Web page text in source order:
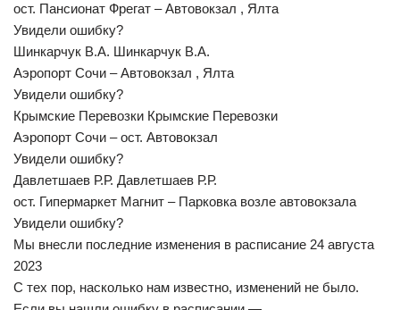
ост. Пансионат Фрегат – Автовокзал , Ялта
Увидели ошибку?
Шинкарчук В.А. Шинкарчук В.А.
Аэропорт Сочи – Автовокзал , Ялта
Увидели ошибку?
Крымские Перевозки Крымские Перевозки
Аэропорт Сочи – ост. Автовокзал
Увидели ошибку?
Давлетшаев Р.Р. Давлетшаев Р.Р.
ост. Гипермаркет Магнит – Парковка возле автовокзала
Увидели ошибку?
Мы внесли последние изменения в расписание 24 августа
2023
С тех пор, насколько нам известно, изменений не было.